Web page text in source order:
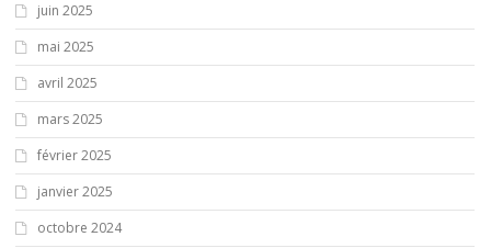
juin 2025
mai 2025
avril 2025
mars 2025
février 2025
janvier 2025
octobre 2024